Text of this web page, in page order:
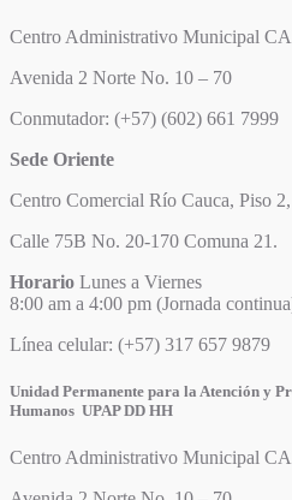
Centro Administrativo Municipal
Avenida 2 Norte No. 10 – 70
Conmutador: (+57) (602) 661 7999
Sede Oriente
Centro Comercial Río Cauca, Piso
Calle 75B No. 20-170 Comuna 21.
Horario Lunes a Viernes
8:00 am a 4:00 pm (Jornada
Línea celular: (+57) 317 657 9879
Unidad Permanente para la Atención y
Humanos UPAP DD HH
Centro Administrativo Municipal